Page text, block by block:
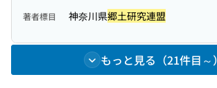
著者標目 神奈川県郷土研究連盟
もっと見る（21件目～）